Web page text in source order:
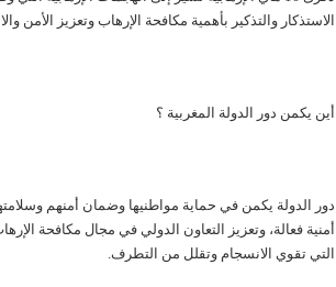
الاستذكار والتذكير بأهمية مكافحة الإرهاب وتعزيز الأمن
أين يكمن دور الدولة المغربية ؟
دور الدولة يكمن في حماية مواطنيها وضمان أمنهم
أمنية فعالة، وتعزيز التعاون الدولي في مجال مكافحة
التي تقوي الانسجام وتقلل من التطرف.